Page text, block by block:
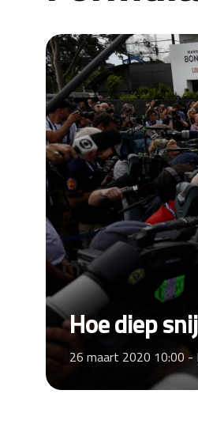
Hoe diep
26 maart 2020 10:00 -